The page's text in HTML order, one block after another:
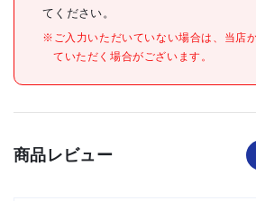
てください。
※ご入力いただいていない場合は、当店
ていただく場合がございます。
商品レビュー